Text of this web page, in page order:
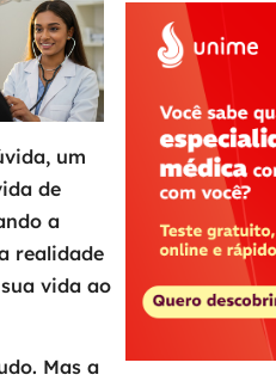
um
de
a
realidade
vida ao
Mas a